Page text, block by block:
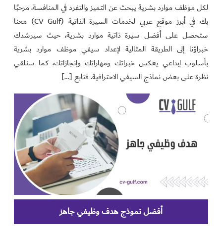
لكل موظف موارد بشرية يبحث عن التميز والتفرد في المنافسة، مرحبًا
بك في أبرز موقع عربي لخدمات السيرة الذاتية (CV Gulf) معنا
ستحصل على أفضل سيرة ذاتية موارد بشرية، حيث سيرشدك
خبراؤنا إلى الطريقة المثالية لإعداد سيفي موظف موارد بشرية
بأسلوب إبداعي يعكس خبراتك ومهاراتك وإنجازاتك، كما سنلقي
نظرة على بعض نماذج السيفي الاحترافية. فتابع […]
أفضل نموذج هدف وظيفي جاهز